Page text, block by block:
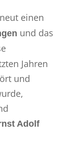
einen
und das
Jahren
und
Adolf